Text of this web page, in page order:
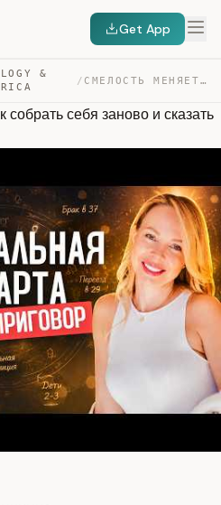
Get App
&
/ СМЕЛОСТЬ МЕНЯЕТ ЖИЗНЬ. КАК СОБРАТЬ СЕБЯ ЗАНОВО И СКАЗАТ… — TRANSCRIPT
себя заново и сказать